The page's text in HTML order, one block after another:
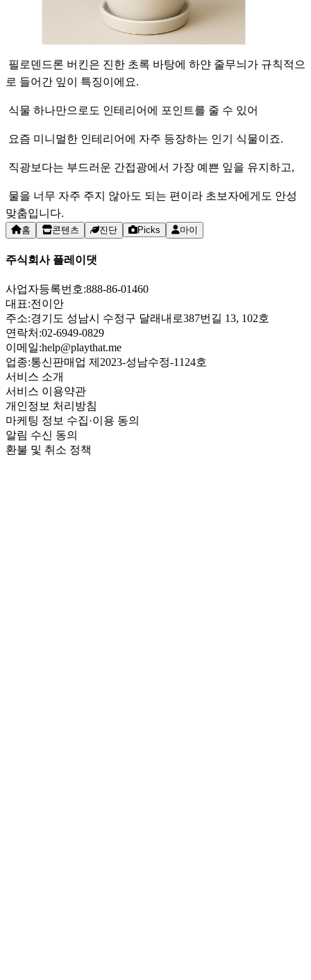
필로덴드론 버킨은 진한 초록 바탕에 하얀 줄무늬가 규칙적으
로 들어간 잎이 특징이에요.
식물 하나만으로도 인테리어에 포인트를 줄 수 있어
요즘 미니멀한 인테리어에 자주 등장하는 인기 식물이죠.
직광보다는 부드러운 간접광에서 가장 예쁜 잎을 유지하고,
물을 너무 자주 주지 않아도 되는 편이라 초보자에게도 안성
맞춤입니다.
홈 콘텐츠 진단 Picks 마이
주식회사 플레이댓
사업자등록번호:888-86-01460
대표:전이안
주소:경기도 성남시 수정구 달래내로387번길 13, 102호
연락처:02-6949-0829
이메일:help@playthat.me
업종:통신판매업 제2023-성남수정-1124호
서비스 소개
서비스 이용약관
개인정보 처리방침
마케팅 정보 수집·이용 동의
알림 수신 동의
환불 및 취소 정책